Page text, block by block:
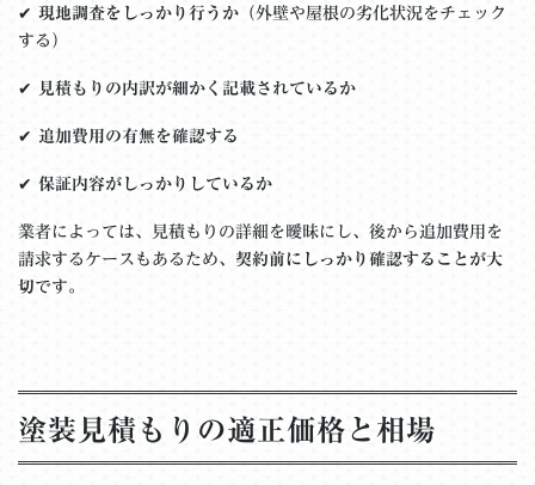
✔ 現地調査をしっかり行うか （外壁や屋根の劣化状況をチェック
する）
✔ 見積もりの内訳が細かく記載されているか
✔ 追加費用の有無を確認する
✔ 保証内容がしっかりしているか
業者によっては、見積もりの詳細を曖昧にし、後から追加費用を
請求するケースもあるため、 契約前にしっかり確認することが大
切です。
塗装見積もりの適正価格と相場